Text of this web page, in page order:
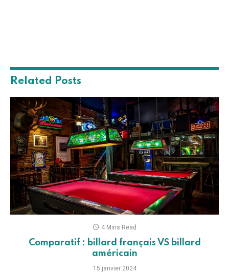
Related Posts
4 Mins Read
Comparatif : billard français VS billard
américain
15 janvier 2024